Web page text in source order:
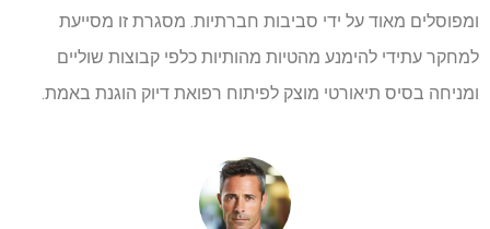
ומפוסלים מאוד על ידי סביבות חברתיות. מסגרת זו מסייעת
למחקר עתידי להימנע מהטיות מהותיות כלפי קבוצות שוליים
ומניחה בסיס תיאורטי מוצק לפיתוח רפואת דיוק הוגנת באמת.